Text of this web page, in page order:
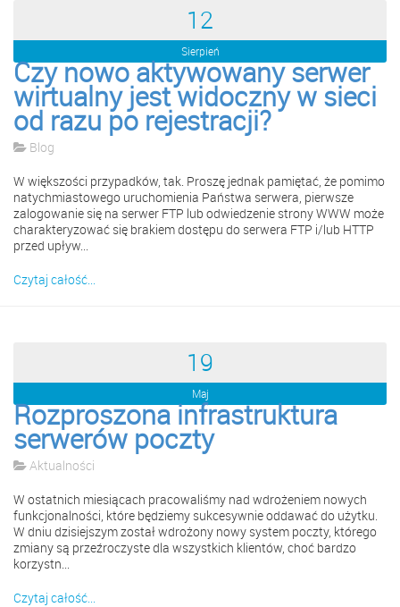
12
Sierpień
Czy nowo aktywowany serwer
wirtualny jest widoczny w sieci
od razu po rejestracji?
Blog
W większości przypadków, tak. Proszę jednak pamiętać, że pomimo
natychmiastowego uruchomienia Państwa serwera, pierwsze
zalogowanie się na serwer FTP lub odwiedzenie strony WWW może
charakteryzować się brakiem dostępu do serwera FTP i/lub HTTP
przed upływ...
Czytaj całość...
19
Maj
Rozproszona infrastruktura
serwerów poczty
Aktualności
W ostatnich miesiącach pracowaliśmy nad wdrożeniem nowych
funkcjonalności, które będziemy sukcesywnie oddawać do użytku.
W dniu dzisiejszym został wdrożony nowy system poczty, którego
zmiany są przeźroczyste dla wszystkich klientów, choć bardzo
korzystn...
Czytaj całość...